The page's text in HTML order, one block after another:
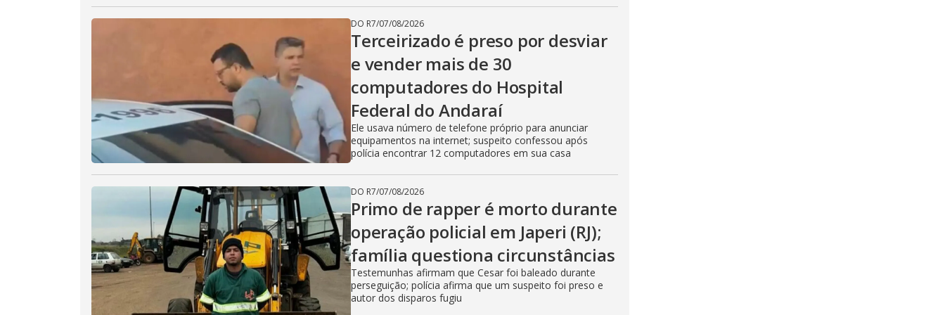
DO R7/07/08/2026
Terceirizado é preso por desviar
e vender mais de 30
computadores do Hospital
Federal do Andaraí
Ele usava número de telefone próprio para anunciar
equipamentos na internet; suspeito confessou após
polícia encontrar 12 computadores em sua casa
DO R7/07/08/2026
Primo de rapper é morto durante
operação policial em Japeri (RJ);
família questiona circunstâncias
Testemunhas afirmam que Cesar foi baleado durante
perseguição; polícia afirma que um suspeito foi preso e
autor dos disparos fugiu